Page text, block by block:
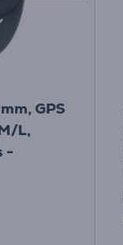
GPS
L,
-